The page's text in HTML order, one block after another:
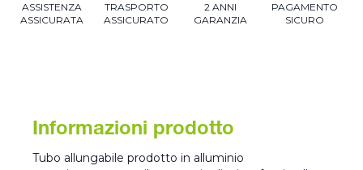
ASSISTENZA
ASSICURATA
TRASPORTO
ASSICURATO
2 ANNI
GARANZIA
PAGAMENTO
SICURO
Informazioni prodotto
Tubo allungabile prodotto in alluminio